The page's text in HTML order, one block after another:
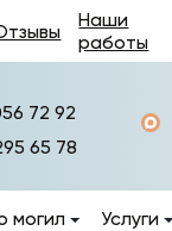
Наши
работы
72 92
65 78
могил Услуги